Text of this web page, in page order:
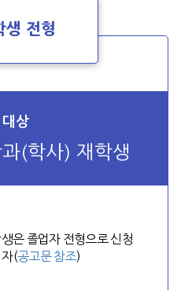
생 전형
대상
(학사) 재학생
은 졸업자 전형으로 신청
자(공고문 참조)